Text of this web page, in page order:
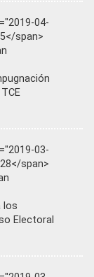
04-
span>
03-
span>
los
Electoral